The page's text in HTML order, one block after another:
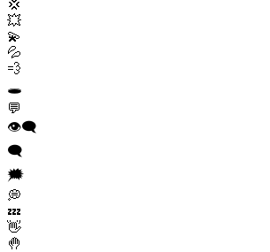
💢
💥
💫
💦
💨
🕳️
💬
👁️‍🗨️
🗨️
🗯️
💭
💤
👋
🤚